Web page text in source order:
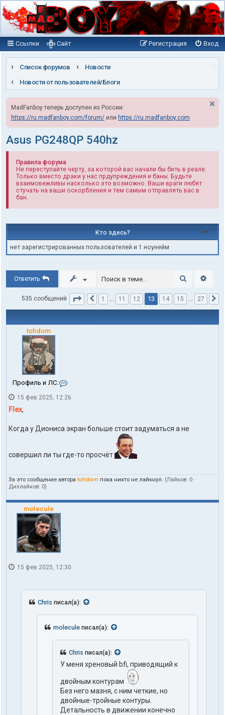
Ссылки Вход
Регистрация
Сайт
Список форумов
Новости
Новости от пользователей/Блоги
MadFanboy теперь доступен из России:
https://ru.madfanboy.com/forum/ или https://ru.madfanboy.com
Asus PG248QP 540hz
Правила форума
Не переступайте черту, за которой вас начали бы бить в реале.
Только вместо драки у нас прдупреждения и баны. Будьте
взаимовежливы насколько это возможно. Ваши враги любят
стучать на ваши оскорбления и тем самым отправлять вас в
бан.
Кто здесь?
нет зарегистрированных пользователей и 1 ноунейм
Ответить Поиск
535 сообщений Страница из 27
Пред.
1 … 11 12 13 14 15 … 27
tohdom
Профиль и ЛС:
н
т
о
з
а
d
15 фев 2025, 12:26
Flex,
Когда у Диониса экран больше стоит задуматься а не
совершил ли ты где-то просчёт
За это сообщение автораtohdom пока никто не лайкнул. (Лайков: 0 ·
Дизлайков: 0)
molecule
15 фев 2025, 12:30
Chris писал(а):
molecule писал(а):
Chris писал(а):
У меня хреновый bfi, приводящий к
двойным контурам
Без него мазня, с ним четкие, но
двойные-тройные контуры.
Детальность в движении конечно